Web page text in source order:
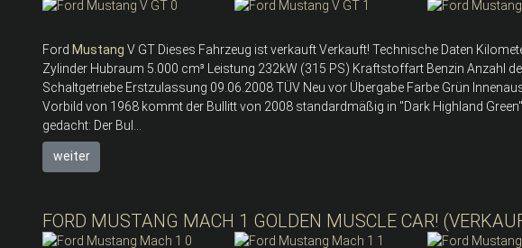
Ford Mustang V GT Dieses Fahrzeug ist verkauft Verkauft! Technische Daten
Zylinder Hubraum 5.000 cm³ Leistung 232kW (315 PS) Kraftstoffart Benzin Anzahl
Schaltgetriebe Erstzulassung 09.06.2008 TÜV Neu vor Übergabe Farbe Grün
Vorbild von 1968 kommt der Bullitt von 2008 standardmäßig in "Dark Highland
gedacht: Der Bul...
weiter
FORD MUSTANG MACH 1 GOLDEN MUSCLE CAR!